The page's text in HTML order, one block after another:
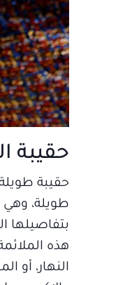
حقيبة
حقيبة
طويلة، وهي
بتفاصيلها
هذه
النهار، أو